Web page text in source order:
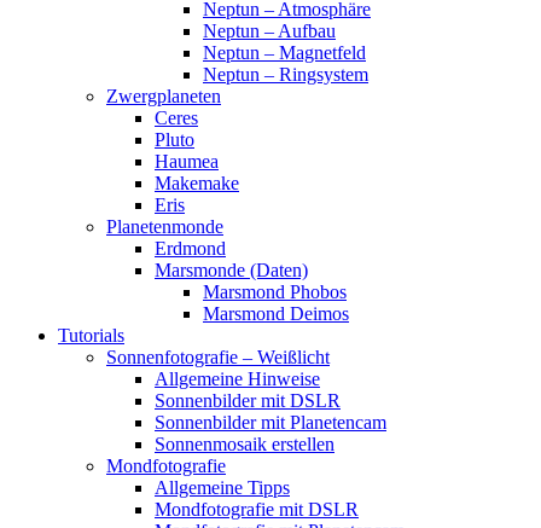
Neptun – Atmosphäre
Neptun – Aufbau
Neptun – Magnetfeld
Neptun – Ringsystem
Zwergplaneten
Ceres
Pluto
Haumea
Makemake
Eris
Planetenmonde
Erdmond
Marsmonde (Daten)
Marsmond Phobos
Marsmond Deimos
Tutorials
Sonnenfotografie – Weißlicht
Allgemeine Hinweise
Sonnenbilder mit DSLR
Sonnenbilder mit Planetencam
Sonnenmosaik erstellen
Mondfotografie
Allgemeine Tipps
Mondfotografie mit DSLR